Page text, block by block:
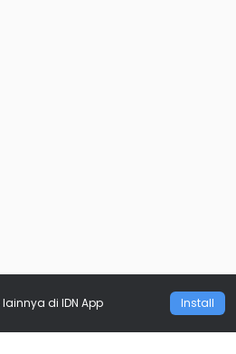
lainnya di IDN App Install